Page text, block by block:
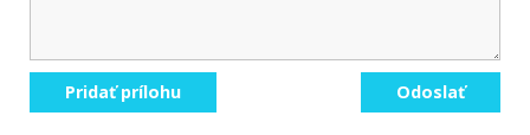
Pridať prílohu Odoslať